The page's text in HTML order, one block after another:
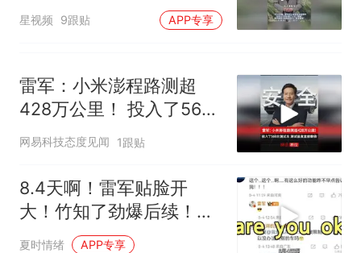
应：要鼓励真牛
星视频 9跟贴 APP专享
雷军：小米澎程路测超
428万公里！ 投入了566
台测试车 测试强度直接翻
网易科技态度见闻 1跟贴
8.4天啊！雷军贴脸开
大！竹知了劲爆后续！雷
军真敢回啊！
夏时情绪 APP专享